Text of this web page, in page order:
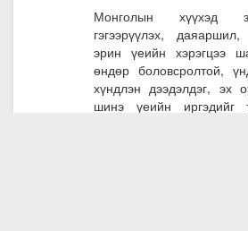
Монголын хүүхэд
гэгээрүүлэх, даяаршил,
эрин үеийн хэрэгцээ
өндөр боловсролтой,
хүндлэн дээдэлдэг, эх
шинэ үеийн иргэдийг